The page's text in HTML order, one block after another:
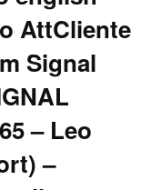
AttCliente
Signal
– Leo
–